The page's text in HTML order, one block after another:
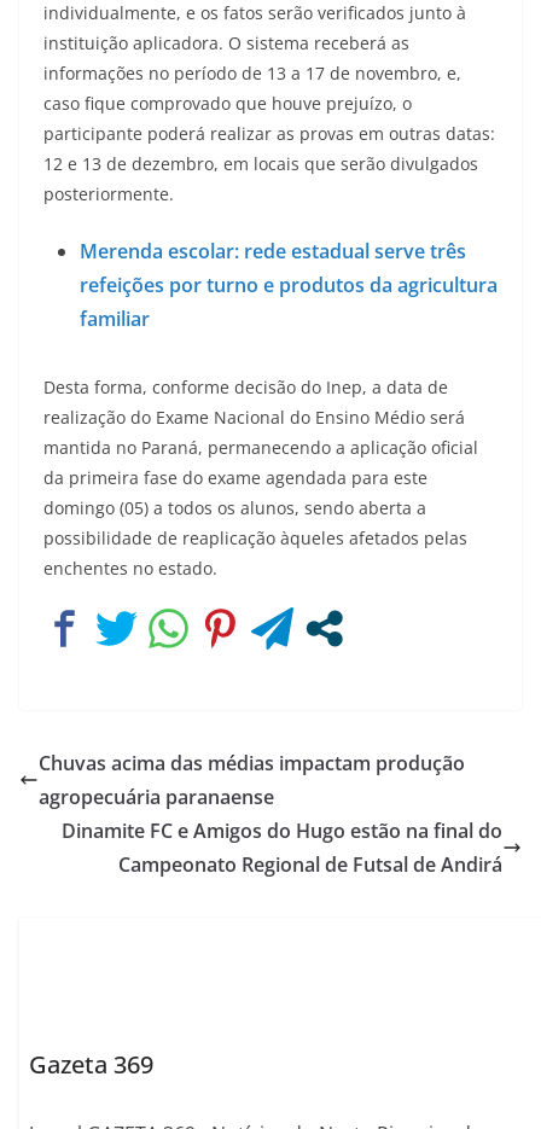
individualmente, e os fatos serão verificados junto à
instituição aplicadora. O sistema receberá as
informações no período de 13 a 17 de novembro, e,
caso fique comprovado que houve prejuízo, o
participante poderá realizar as provas em outras datas:
12 e 13 de dezembro, em locais que serão divulgados
posteriormente.
Merenda escolar: rede estadual serve três
refeições por turno e produtos da agricultura
familiar
Desta forma, conforme decisão do Inep, a data de
realização do Exame Nacional do Ensino Médio será
mantida no Paraná, permanecendo a aplicação oficial
da primeira fase do exame agendada para este
domingo (05) a todos os alunos, sendo aberta a
possibilidade de reaplicação àqueles afetados pelas
enchentes no estado.
Chuvas acima das médias impactam produção
agropecuária paranaense
Dinamite FC e Amigos do Hugo estão na final do
Campeonato Regional de Futsal de Andirá
Gazeta 369